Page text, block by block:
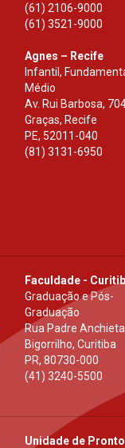
(61) 2106-9000
(61) 3521-9000
Agnes – Recife
Infantil,
Médio
Av. Rui Barbosa,
Graças, Recife
PE, 52011-040
(81) 3131-6950
Faculdade -
Graduação e Pós-
Graduação
Rua Padre
Bigorrilho, Curitiba
PR, 80730-000
(41) 3240-5500
Unidade de Pronto